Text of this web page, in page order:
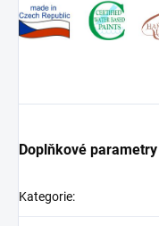
Doplňkové parametry
Kategorie: